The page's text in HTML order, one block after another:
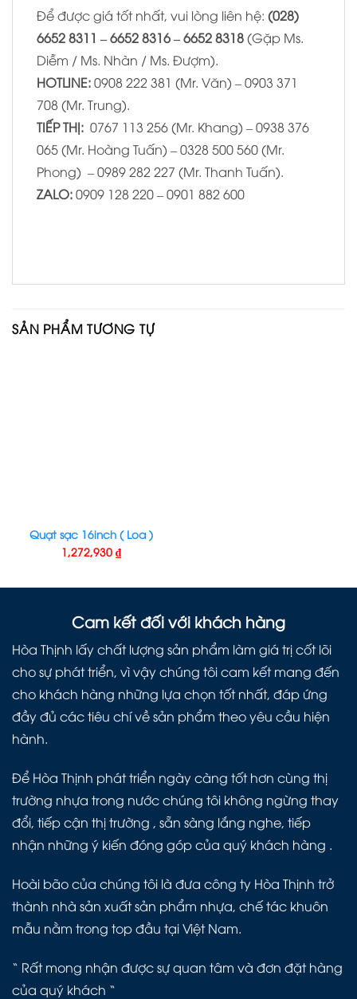
Để được giá tốt nhất, vui lòng liên hệ: (028)
6652 8311 – 6652 8316 – 6652 8318(Gặp Ms.
Diễm / Ms. Nhàn / Ms. Đượm).
HOTLINE:0908 222 381 (Mr. Văn) – 0903 371
708 (Mr. Trung).
TIẾP THỊ: 0767 113 256 (Mr. Khang) – 0938 376
065 (Mr. Hoàng Tuấn) – 0328 500 560 (Mr.
Phong) – 0989 282 227 (Mr. Thanh Tuấn).
ZALO:0909 128 220 – 0901 882 600
SẢN PHẨM TƯƠNG TỰ
Quạt sạc 16inch ( Loa )
1,272,930 ₫
Cam kết đối với khách hàng
Hòa Thịnh lấy chất lượng sản phẩm làm giá trị cốt lõi
cho sự phát triển, vì vậy chúng tôi cam kết mang đến
cho khách hàng những lựa chọn tốt nhất, đáp ứng
đầy đủ các tiêu chí về sản phẩm theo yêu cầu hiện
hành.
Để Hòa Thịnh phát triển ngày càng tốt hơn cùng thị
trường nhựa trong nước chúng tôi không ngừng thay
đổi, tiếp cận thị trường , sẵn sàng lắng nghe, tiếp
nhận những ý kiến đóng góp của quý khách hàng .
Hoài bão của chúng tôi là đưa công ty Hòa Thịnh trở
thành nhà sản xuất sản phẩm nhựa, chế tác khuôn
mẫu nằm trong top đầu tại Việt Nam.
“ Rất mong nhận được sự quan tâm và đơn đặt hàng
của quý khách “